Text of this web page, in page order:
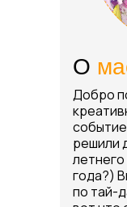
О
Добро
решили
года?)
по тай-